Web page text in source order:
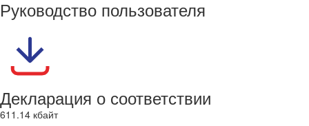
Руководство пользователя
Декларация о соответствии
611.14 кбайт